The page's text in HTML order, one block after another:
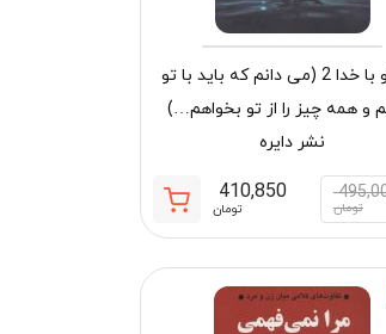
گفتگو با خدا 2 (می دانم که باید با تو
و همه چیز را از تو بخواهم…)
نشر دایره
تومان
اصلی:
بود.
410,850
تومان
فعلی: